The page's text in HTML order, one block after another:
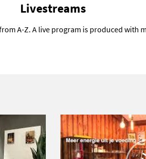
Livestreams
A-Z. A live program is produced with